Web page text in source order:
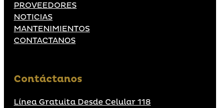
PROVEEDORES
NOTICIAS
MANTENIMIENTOS
CONTACTANOS
Contáctanos
Línea Gratuita Desde Celular 118